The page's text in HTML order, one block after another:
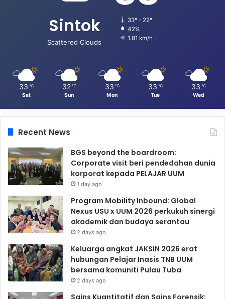
Sintok
Scattered Clouds
33º - 22º
42%
1.81 km/h
33 ℃
Sat
32 ℃
Sun
33 ℃
Mon
33 ℃
Tue
33 ℃
Wed
Recent News
BGS beyond the boardroom:
Corporate visit beri pendedahan dunia
korporat kepada PELAJAR UUM
1 day ago
Program Mobility Inbound: Global
Nexus USU x UUM 2026 perkukuh sinergi
akademik dan budaya serantau
2 days ago
Keluarga angkat JAKSIN 2026 erat
hubungan Pelajar Inasis TNB UUM
bersama komuniti Pulau Tuba
2 days ago
Sains Kuantitatif dan Sains Forensik: